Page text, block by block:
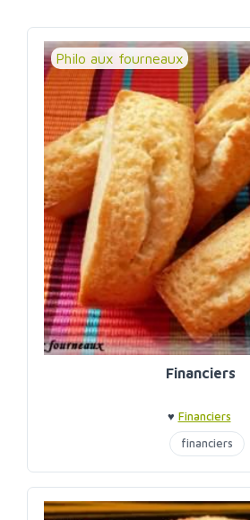
Philo aux fourneaux
Financiers
♥ Financiers
financiers